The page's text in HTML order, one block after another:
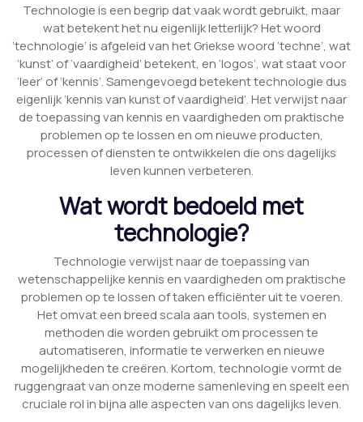
Technologie is een begrip dat vaak wordt gebruikt, maar
wat betekent het nu eigenlijk letterlijk? Het woord
’technologie’ is afgeleid van het Griekse woord ’techne’, wat
‘kunst’ of ‘vaardigheid’ betekent, en ‘logos’, wat staat voor
‘leer’ of ‘kennis’. Samengevoegd betekent technologie dus
eigenlijk ‘kennis van kunst of vaardigheid’. Het verwijst naar
de toepassing van kennis en vaardigheden om praktische
problemen op te lossen en om nieuwe producten,
processen of diensten te ontwikkelen die ons dagelijks
leven kunnen verbeteren.
Wat wordt bedoeld met
technologie?
Technologie verwijst naar de toepassing van
wetenschappelijke kennis en vaardigheden om praktische
problemen op te lossen of taken efficiënter uit te voeren.
Het omvat een breed scala aan tools, systemen en
methoden die worden gebruikt om processen te
automatiseren, informatie te verwerken en nieuwe
mogelijkheden te creëren. Kortom, technologie vormt de
ruggengraat van onze moderne samenleving en speelt een
cruciale rol in bijna alle aspecten van ons dagelijks leven.